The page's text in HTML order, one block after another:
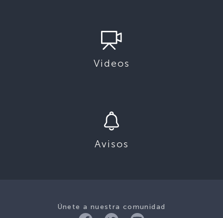
Videos
Avisos
Únete a nuestra comunidad